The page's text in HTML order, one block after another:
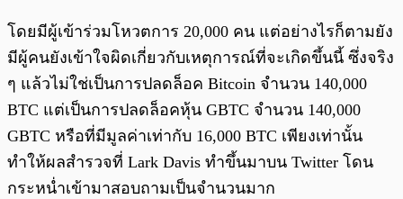
โดยมีผู้เข้าร่วมโหวตการ 20,000 คน แต่อย่างไรก็ตามยัง
มีผู้คนยังเข้าใจผิดเกี่ยวกับเหตุการณ์ที่จะเกิดขึ้นนี้ ซึ่งจริง
ๆ แล้วไม่ใช่เป็นการปลดล็อค Bitcoin จำนวน 140,000
BTC แต่เป็นการปลดล็อคหุ้น GBTC จำนวน 140,000
GBTC หรือที่มีมูลค่าเท่ากับ 16,000 BTC เพียงเท่านั้น
ทำให้ผลสำรวจที่ Lark Davis ทำขึ้นมาบน Twitter โดน
กระหน่ำเข้ามาสอบถามเป็นจำนวนมาก